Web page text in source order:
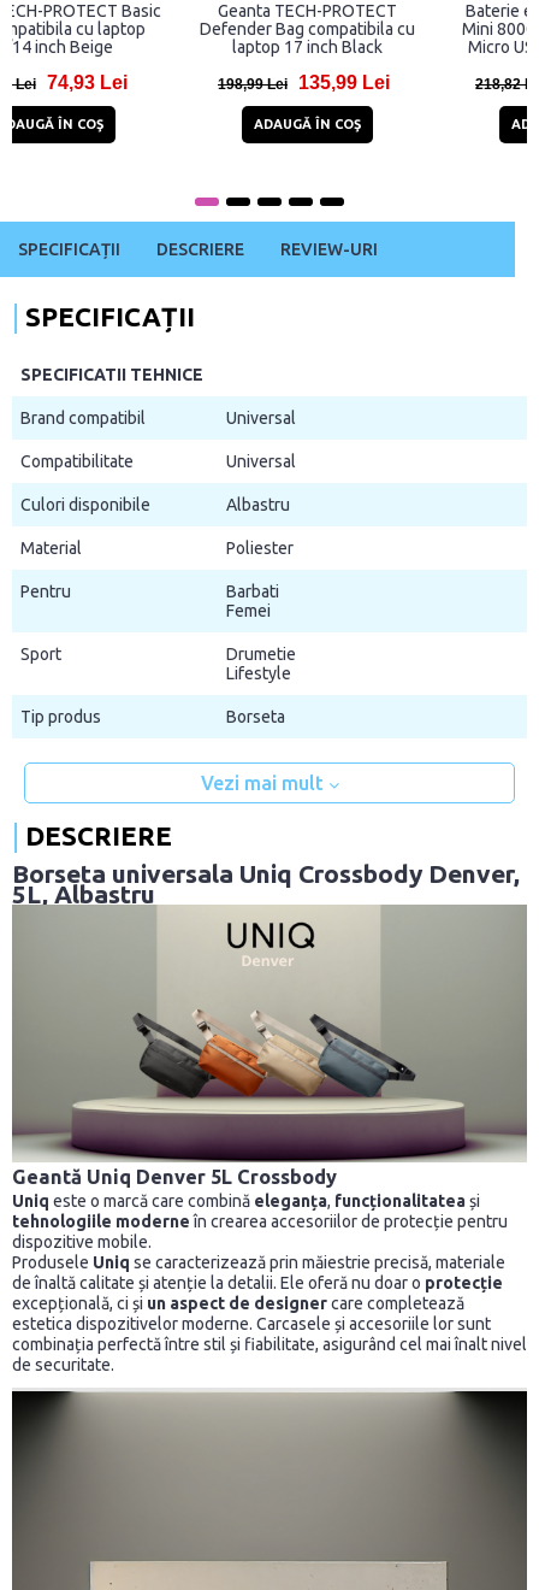
Carcasa laptop UAG Plyo
compatibila cu Macbook Pro
16 inch 2021 Ice
542,98 Lei 339,98 Lei
STOC EPUIZAT
Geanta TECH-PROTECT
Defender Bag compatibila cu
laptop 13/14 inch Grey
175,99 Lei 134,99 Lei
STOC EPUIZAT
SPECIFICAȚII DESCRIERE REVIEW-URI
SPECIFICAȚII
SPECIFICATII TEHNICE
Brand compatibil Universal
Compatibilitate Universal
Culori disponibile Albastru
Material Poliester
Pentru
Barbati
Femei
Sport
Drumetie
Lifestyle
Tip produs Borseta
Vezi mai mult
DESCRIERE
Borseta universala Uniq Crossbody Denver,
5L, Albastru
Geantă Uniq Denver 5L Crossbody
Uniq este o marcă care combină eleganța, funcționalitateași
tehnologiile moderneîn crearea accesoriilor de protecție pentru
dispozitive mobile.
Produsele Uniq se caracterizează prin măiestrie precisă, materiale
de înaltă calitate și atenție la detalii. Ele oferă nu doar o protecție
excepțională, ci și un aspect de designercare completează
estetica dispozitivelor moderne. Carcasele și accesoriile lor sunt
combinația perfectă între stil și fiabilitate, asigurând cel mai înalt nivel
de securitate.